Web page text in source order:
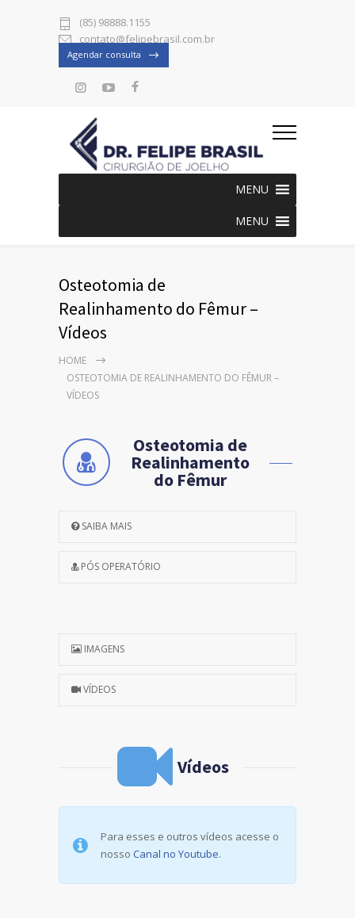
(85) 98888.1155
contato@felipebrasil.com.br
Agendar consulta
MENU
MENU
Osteotomia de
Realinhamento do Fêmur –
Vídeos
HOME
OSTEOTOMIA DE REALINHAMENTO DO FÊMUR –
VÍDEOS
Osteotomia de
Realinhamento
do Fêmur
SAIBA MAIS
PÓS OPERATÓRIO
IMAGENS
VÍDEOS
Vídeos
Para esses e outros vídeos acesse o
nosso Canal no Youtube.